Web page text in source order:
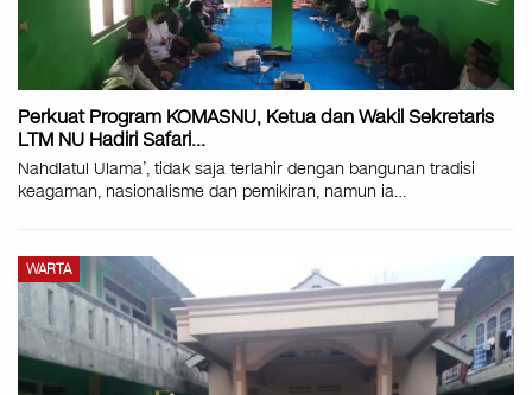
Perkuat Program KOMASNU, Ketua dan Wakil Sekretaris
LTM NU Hadiri Safari…
Nahdlatul Ulama’, tidak saja terlahir dengan bangunan tradisi
keagaman, nasionalisme dan pemikiran, namun ia…
WARTA